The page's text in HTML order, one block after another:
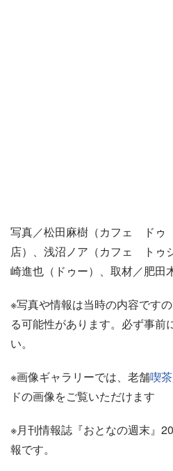
写真／松田麻樹（カフェ ドゥ
店）、浅沼ノア（カフェ ト
崎進也（ドゥー）、取材／肥田
※写真や情報は当時の内容です
る可能性があります。必ず事前
い。
※画像ギャラリーでは、老舗喫
ドの画像をご覧いただけます
※月刊情報誌『おとなの週末』
報です。